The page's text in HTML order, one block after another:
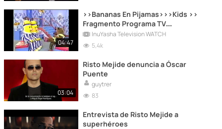
04:47
>>Bananas En Pijamas>>>Kids >>
Fragmento Programa TV
VHS...REC...RETRO NI;EZ ..Recuerdos
TV.mp4
InuYasha Television WATCH
5,4k
03:04
Risto Mejide denuncia a Óscar
Puente
guytrer
83
Entrevista de Risto Mejide a
superhéroes